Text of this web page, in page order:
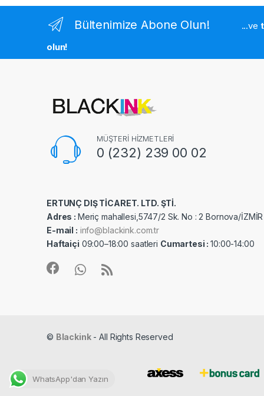
Bültenimize Abone Olun! ...ve
olun!
MÜŞTERİ HİZMETLERİ
0 (232) 239 00 02
ERTUNÇ DIŞ TİCARET. LTD. ŞTİ.
Adres : Meriç mahallesi,5747/2 Sk. No : 2 Bornova/İZMİR
E-mail : info@blackink.com.tr
Haftaiçi 09:00–18:00 saatleri Cumartesi :10:00-14:00
© Blackink- All Rights Reserved
WhatsApp'dan Yazın